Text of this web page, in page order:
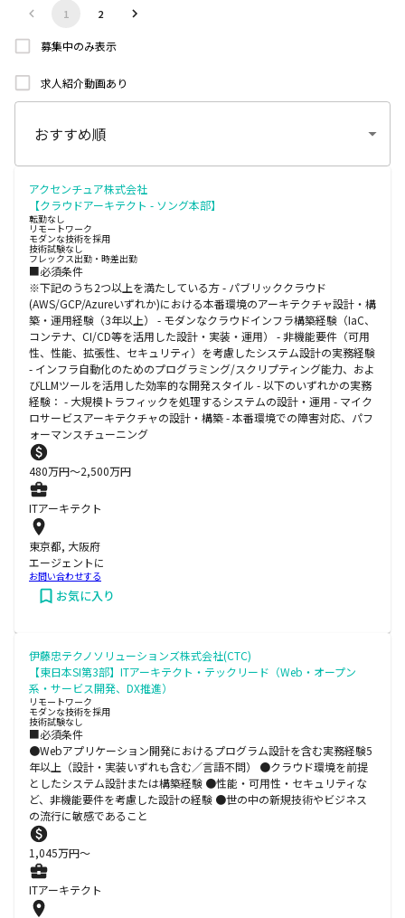
1 2
募集中のみ表示
求人紹介動画あり
アクセンチュア株式会社
【クラウドアーキテクト - ソング本部】
転勤なし
リモートワーク
モダンな技術を採用
技術試験なし
フレックス出勤・時差出勤
■必須条件
※下記のうち2つ以上を満たしている方 - パブリッククラウド
(AWS/GCP/Azureいずれか)における本番環境のアーキテクチャ設計・構
築・運用経験（3年以上） - モダンなクラウドインフラ構築経験（IaC、
コンテナ、CI/CD等を活用した設計・実装・運用） - 非機能要件（可用
性、性能、拡張性、セキュリティ）を考慮したシステム設計の実務経験
- インフラ自動化のためのプログラミング/スクリプティング能力、およ
びLLMツールを活用した効率的な開発スタイル - 以下のいずれかの実務
経験： - 大規模トラフィックを処理するシステムの設計・運用 - マイク
ロサービスアーキテクチャの設計・構築 - 本番環境での障害対応、パフ
ォーマンスチューニング
480万円〜2,500万円
ITアーキテクト
東京都, 大阪府
エージェントに
お問い合わせする
お気に入り
伊藤忠テクノソリューションズ株式会社(CTC)
【東日本SI第3部】ITアーキテクト・テックリード（Web・オープン
系・サービス開発、DX推進）
リモートワーク
モダンな技術を採用
技術試験なし
■必須条件
●Webアプリケーション開発におけるプログラム設計を含む実務経験5
年以上（設計・実装いずれも含む／言語不問） ●クラウド環境を前提
としたシステム設計または構築経験 ●性能・可用性・セキュリティな
ど、非機能要件を考慮した設計の経験 ●世の中の新規技術やビジネス
の流行に敏感であること
1,045万円〜
ITアーキテクト